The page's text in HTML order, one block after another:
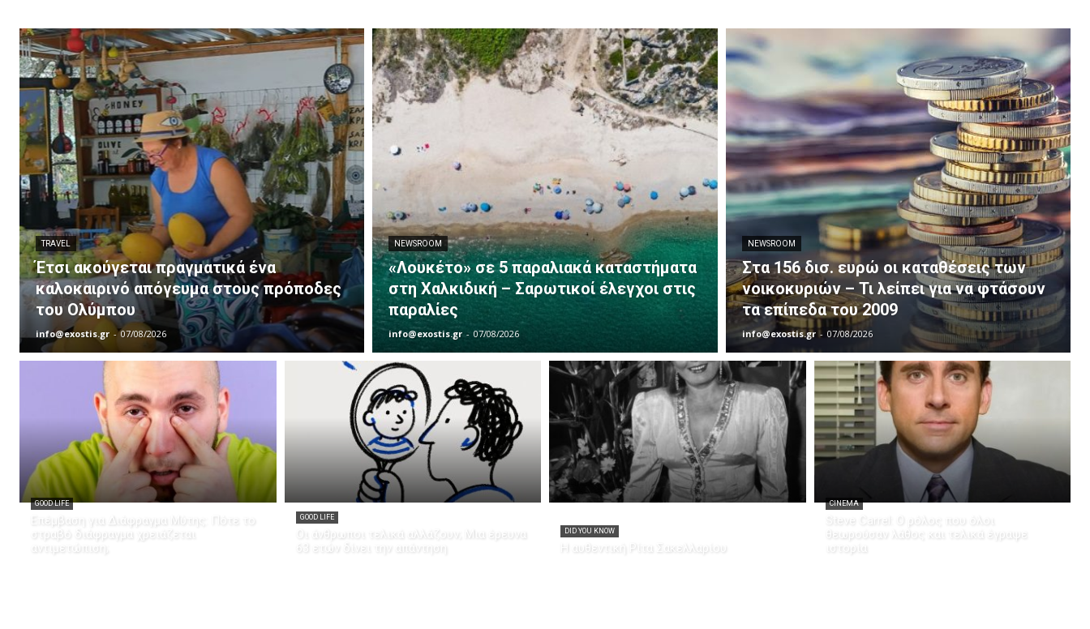
TRAVEL
Έτσι ακούγεται πραγματικά ένα
καλοκαιρινό απόγευμα στους πρόποδες
του Ολύμπου
info@exostis.gr - 07/08/2026
NEWSROOM
«Λουκέτο» σε 5 παραλιακά καταστήματα
στη Χαλκιδική – Σαρωτικοί έλεγχοι στις
παραλίες
info@exostis.gr - 07/08/2026
NEWSROOM
Στα 156 δισ. ευρώ οι καταθέσεις των
νοικοκυριών – Τι λείπει για να φτάσουν
τα επίπεδα του 2009
info@exostis.gr - 07/08/2026
GOOD LIFE
Επέμβαση για Διάφραγμα Μύτης: Πότε το
στραβό διάφραγμα χρειάζεται
αντιμετώπιση;
GOOD LIFE
Οι άνθρωποι τελικά αλλάζουν; Μια έρευνα
63 ετών δίνει την απάντηση
DID YOU KNOW
Η αυθεντική Ρίτα Σακελλαρίου
CINEMA
Steve Carrel: Ο ρόλος που όλοι
θεωρούσαν λάθος και τελικά έγραψε